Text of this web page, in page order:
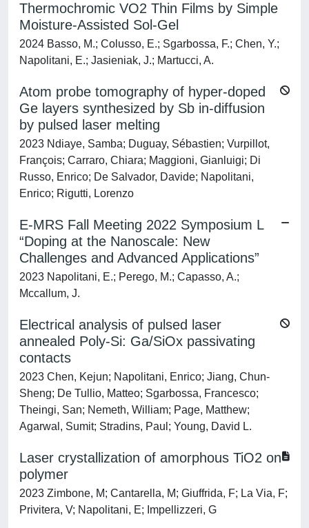
Thermochromic VO2 Thin Films by Simple
Moisture-Assisted Sol-Gel
2024 Basso, M.; Colusso, E.; Sgarbossa, F.; Chen, Y.;
Napolitani, E.; Jasieniak, J.; Martucci, A.
Atom probe tomography of hyper-doped
Ge layers synthesized by Sb in-diffusion
by pulsed laser melting
2023 Ndiaye, Samba; Duguay, Sébastien; Vurpillot,
François; Carraro, Chiara; Maggioni, Gianluigi; Di
Russo, Enrico; De Salvador, Davide; Napolitani,
Enrico; Rigutti, Lorenzo
E-MRS Fall Meeting 2022 Symposium L
“Doping at the Nanoscale: New
Challenges and Advanced Applications”
2023 Napolitani, E.; Perego, M.; Capasso, A.;
Mccallum, J.
Electrical analysis of pulsed laser
annealed Poly-Si: Ga/SiOx passivating
contacts
2023 Chen, Kejun; Napolitani, Enrico; Jiang, Chun-
Sheng; De Tullio, Matteo; Sgarbossa, Francesco;
Theingi, San; Nemeth, William; Page, Matthew;
Agarwal, Sumit; Stradins, Paul; Young, David L.
Laser crystallization of amorphous TiO2 on
polymer
2023 Zimbone, M; Cantarella, M; Giuffrida, F; La Via, F;
Privitera, V; Napolitani, E; Impellizzeri, G